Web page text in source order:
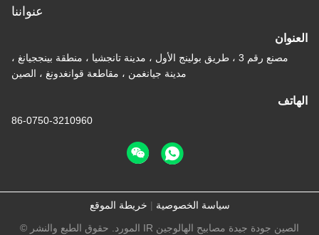
مصنع رقم 3 ، طريق بولينج الأول ، مدينة تانجشيا ، منطقة بينججيانغ ،
مدينة جيانغمن ، مقاطعة قوانغدونغ ، الصين
86-0750-3210960
سياسة الخصوصية |خريطة الموقع
الصين جودة جيدة مصابيح الهالوجين IR المورد. حقوق الطبع والنشر ©